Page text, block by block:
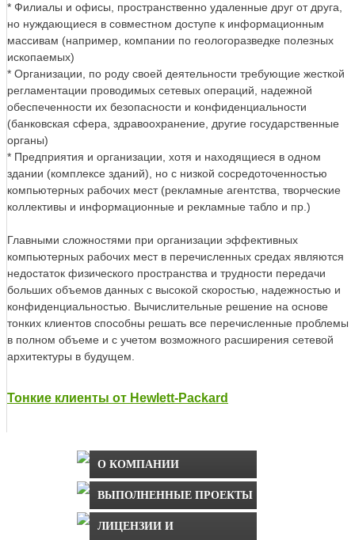
О КОМПАНИИ
ВЫПОЛНЕННЫЕ ПРОЕКТЫ
ЛИЦЕНЗИИ И
* Филиалы и офисы, пространственно удаленные друг от друга,
но нуждающиеся в совместном доступе к информационным
массивам (например, компании по геологоразведке полезных
ископаемых)
* Организации, по роду своей деятельности требующие жесткой
регламентации проводимых сетевых операций, надежной
обеспеченности их безопасности и конфиденциальности
(банковская сфера, здравоохранение, другие государственные
органы)
* Предприятия и организации, хотя и находящиеся в одном
здании (комплексе зданий), но с низкой сосредоточенностью
компьютерных рабочих мест (рекламные агентства, творческие
коллективы и информационные и рекламные табло и пр.)
Главными сложностями при организации эффективных
компьютерных рабочих мест в перечисленных средах являются
недостаток физического пространства и трудности передачи
больших объемов данных с высокой скоростью, надежностью и
конфиденциальностью. Вычислительные решение на основе
тонких клиентов способны решать все перечисленные проблемы
в полном объеме и с учетом возможного расширения сетевой
архитектуры в будущем.
Тонкие клиенты от Hewlett-Packard